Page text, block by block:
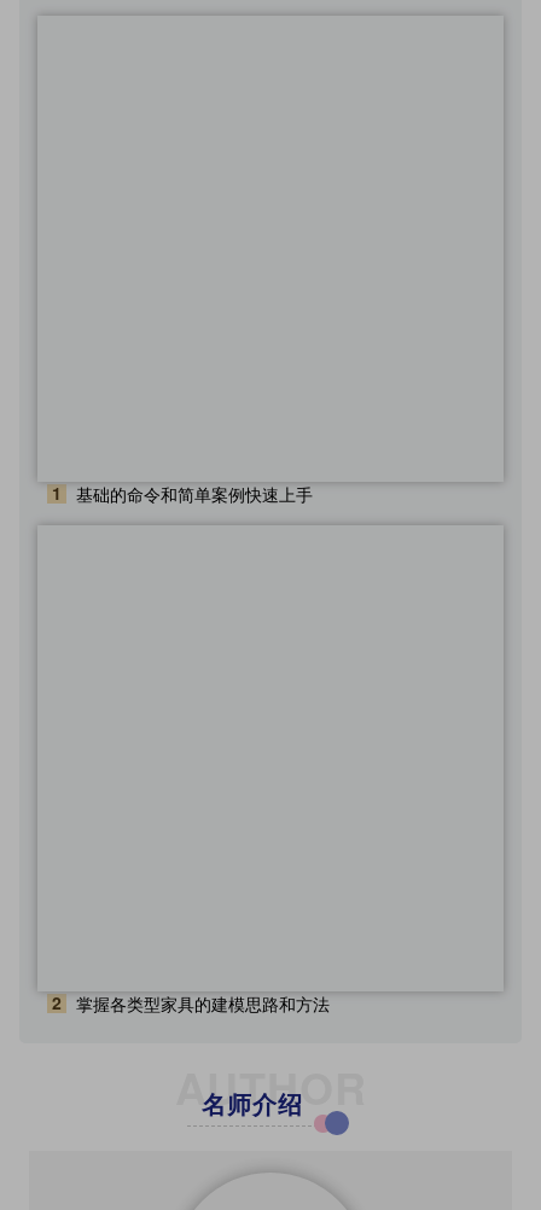
1 基础的命令和简单案例快速上手
2 掌握各类型家具的建模思路和方法
AUTHOR
名师介绍